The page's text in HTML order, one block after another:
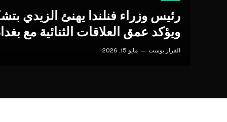
رئيس وزراء فنلندا يهنئ الزيدي
ويؤكد عمق العلاقات الثنائية مع
القرار بوست مايو 15, 2026